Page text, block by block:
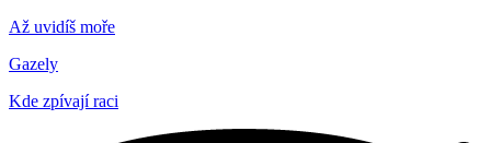
Až uvidíš moře
Gazely
Kde zpívají raci